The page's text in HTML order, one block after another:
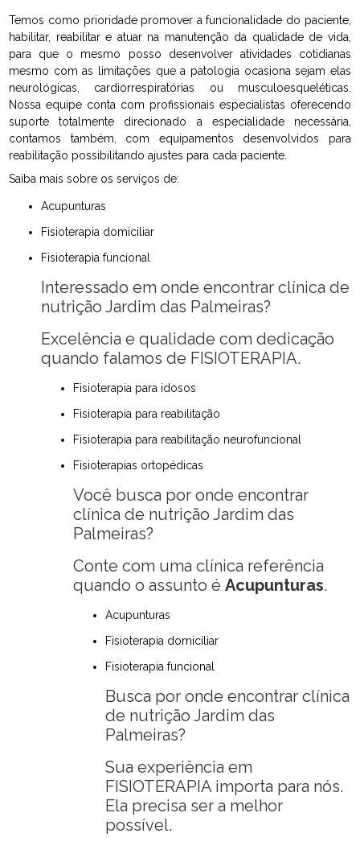
Temos como prioridade promover a funcionalidade do paciente,
habilitar, reabilitar e atuar na manutenção da qualidade de vida,
para que o mesmo posso desenvolver atividades cotidianas
mesmo com as limitações que a patologia ocasiona sejam elas
neurológicas, cardiorrespiratórias ou musculoesqueléticas.
Nossa equipe conta com profissionais especialistas oferecendo
suporte totalmente direcionado a especialidade necessária,
contamos também, com equipamentos desenvolvidos para
reabilitação possibilitando ajustes para cada paciente.
Saiba mais sobre os serviços de:
Acupunturas
Fisioterapia domiciliar
Fisioterapia funcional
Interessado em onde encontrar clínica de
nutrição Jardim das Palmeiras?
Excelência e qualidade com dedicação
quando falamos de FISIOTERAPIA.
Fisioterapia para idosos
Fisioterapia para reabilitação
Fisioterapia para reabilitação neurofuncional
Fisioterapias ortopédicas
Você busca por onde encontrar
clínica de nutrição Jardim das
Palmeiras?
Conte com uma clínica referência
quando o assunto éAcupunturas.
Acupunturas
Fisioterapia domiciliar
Fisioterapia funcional
Busca por onde encontrar clínica
de nutrição Jardim das
Palmeiras?
Sua experiência em
FISIOTERAPIA importa para nós.
Ela precisa ser a melhor
possível.